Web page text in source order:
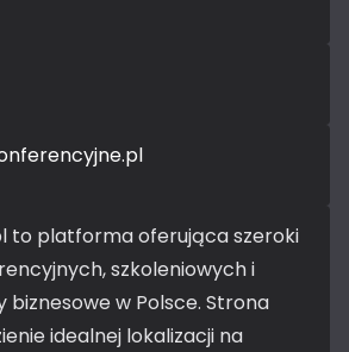
to platforma oferująca szeroki
szkoleniowych i
biznesowe w Polsce. Strona
idealnej lokalizacji na